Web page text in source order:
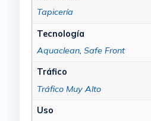
Tapicería
Tecnología
Aquaclean, Safe Front
Tráfico
Tráfico Muy Alto
Uso